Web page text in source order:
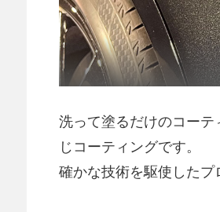
洗って塗るだけのコー
じコーティングです。
確かな技術を駆使したプ